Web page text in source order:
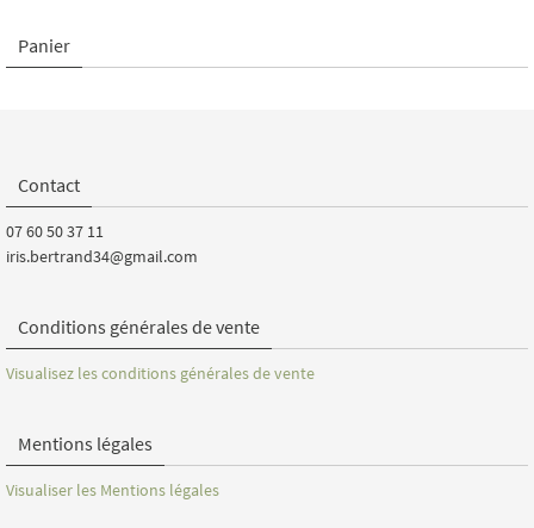
Panier
Contact
07 60 50 37 11
iris.bertrand34@gmail.com
Conditions générales de vente
Visualisez les conditions générales de vente
Mentions légales
Visualiser les Mentions légales